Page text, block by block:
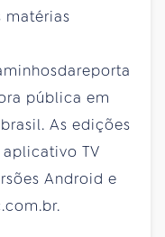
matérias
pública em
As edições
TV
Android e